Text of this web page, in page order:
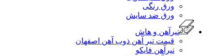
ورق رنگی
ورق ضد سایش
تیرآهن و هاش
قیمت تیر آهن ذوب آهن اصفهان
تیرآهن فایکو